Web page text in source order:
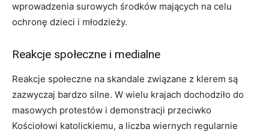
wprowadzenia surowych środków mających na celu
ochronę dzieci i młodzieży.
Reakcje społeczne i medialne
Reakcje społeczne na skandale związane z klerem są
zazwyczaj bardzo silne. W wielu krajach dochodziło do
masowych protestów i demonstracji przeciwko
Kościołowi katolickiemu, a liczba wiernych regularnie